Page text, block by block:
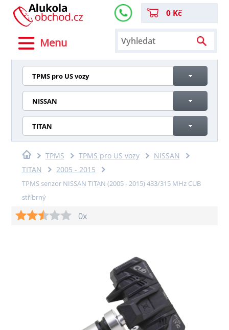
Menu
0 Kč
TPMS pro US vozy
NISSAN
TITAN
TPMS TPMS pro US vozy
NISSAN
TITAN
2005 - 2015
TPMS senzor NISSAN TITAN (2005 - 2015) 433/315 MHz CUB
stříbrný
0x